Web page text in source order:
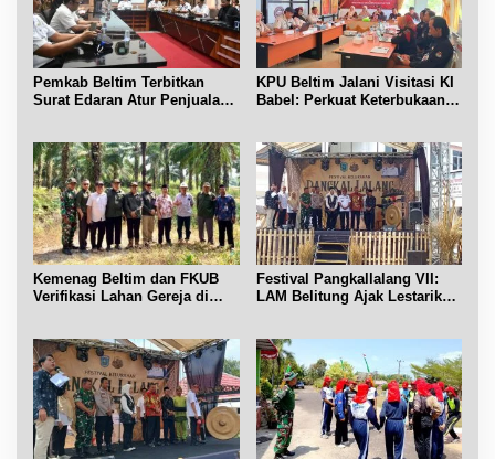
Pemkab Beltim Terbitkan
Surat Edaran Atur Penjualan
KPU Beltim Jalani Visitasi KI
Babel: Perkuat Keterbukaan
Kemenag Beltim dan FKUB
Verifikasi Lahan Gereja di
Festival Pangkallalang VII:
LAM Belitung Ajak Lestarikan